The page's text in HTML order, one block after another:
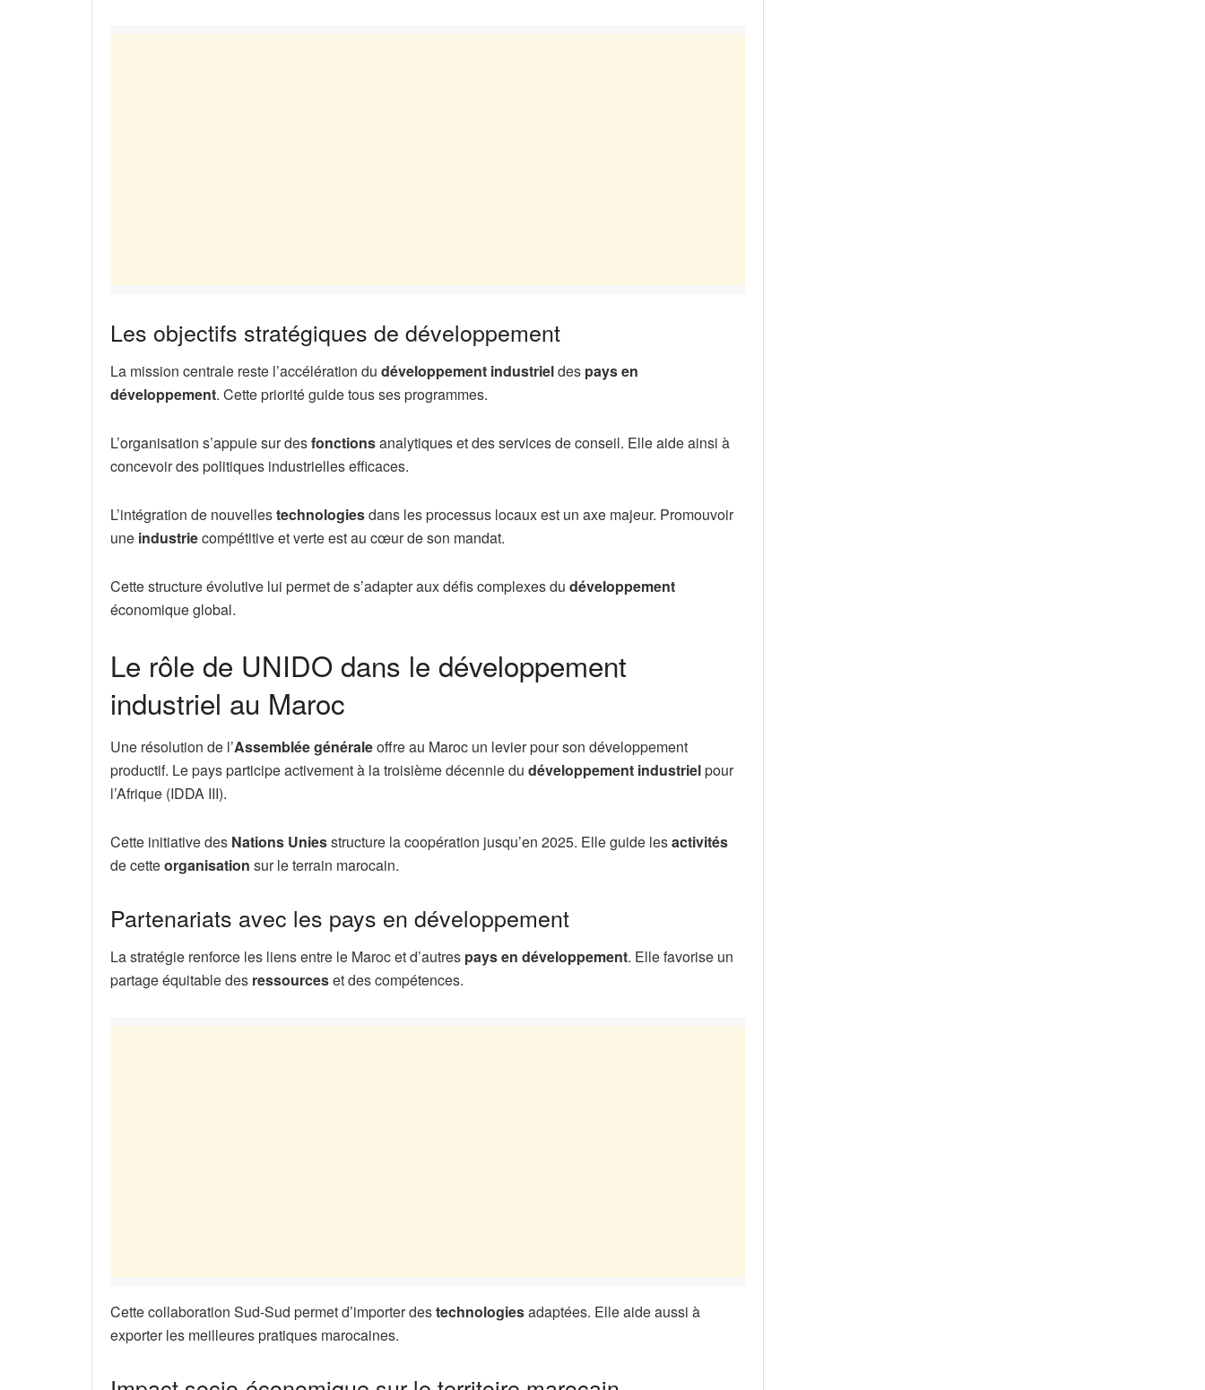
Les objectifs stratégiques de développement
La mission centrale reste l’accélération du développement industrieldes pays en
développement. Cette priorité guide tous ses programmes.
L’organisation s’appuie sur desfonctionsanalytiques et des services de conseil. Elle aide ainsi à
concevoir des politiques industrielles efficaces.
L’intégration de nouvellestechnologiesdans les processus locaux est un axe majeur. Promouvoir
une industriecompétitive et verte est au cœur de son mandat.
Cette structure évolutive lui permet de s’adapter aux défis complexes du développement
économique global.
Le rôle de UNIDO dans le développement
industriel au Maroc
Une résolution de l’Assemblée généraleoffre au Maroc un levier pour son développement
productif. Le pays participe activement à la troisième décennie du développement industrielpour
l’Afrique (IDDA III).
Cette initiative des Nations Uniesstructure la coopération jusqu’en 2025. Elle guide lesactivités
de cetteorganisation sur le terrain marocain.
Partenariats avec les pays en développement
La stratégie renforce les liens entre le Maroc et d’autres pays en développement. Elle favorise un
partage équitable des ressourceset des compétences.
Cette collaboration Sud-Sud permet d’importer destechnologiesadaptées. Elle aide aussi à
exporter les meilleures pratiques marocaines.